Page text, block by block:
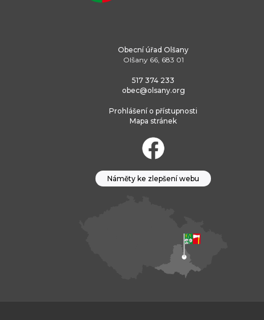
Obecní úřad Olšany
Olšany 66, 683 01
517 374 233
obec@olsany.org
Prohlášení o přístupnosti
Mapa stránek
Náměty ke zlepšení webu